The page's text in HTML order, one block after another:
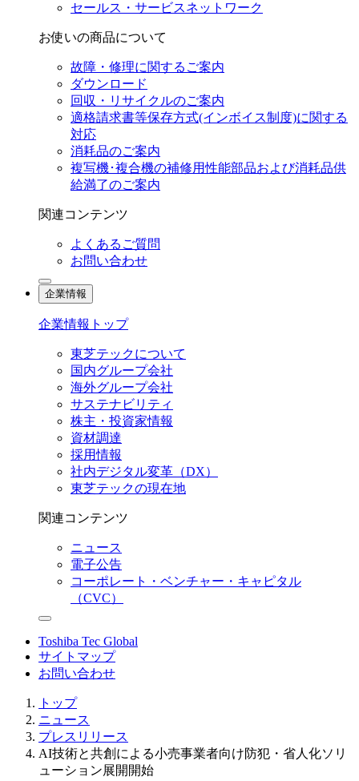
セールス・サービスネットワーク
お使いの商品について
故障・修理に関するご案内
ダウンロード
回収・リサイクルのご案内
適格請求書等保存方式(インボイス制度)に関する
対応
消耗品のご案内
複写機･複合機の補修用性能部品および消耗品供
給満了のご案内
関連コンテンツ
よくあるご質問
お問い合わせ
企業情報
企業情報トップ
東芝テックについて
国内グループ会社
海外グループ会社
サステナビリティ
株主・投資家情報
資材調達
採用情報
社内デジタル変革（DX）
東芝テックの現在地
関連コンテンツ
ニュース
電子公告
コーポレート・ベンチャー・キャピタル
（CVC）
Toshiba Tec Global
サイトマップ
お問い合わせ
トップ
ニュース
プレスリリース
AI技術と共創による小売事業者向け防犯・省人化ソリ
ューション展開開始